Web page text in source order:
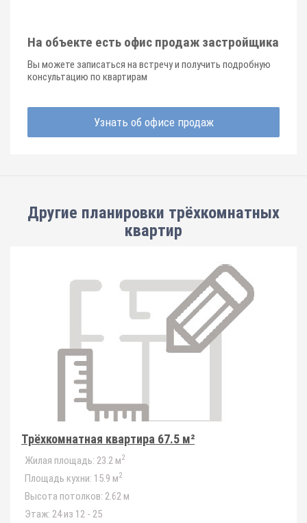
На объекте есть офис продаж застройщика
Вы можете записаться на встречу и получить подробную
консультацию по квартирам
Узнать об офисе продаж
Другие планировки трёхкомнатных
квартир
Трёхкомнатная квартира 67.5 м²
Жилая площадь: 23.2 м2
Площадь кухни: 15.9 м2
Высота потолков: 2.62 м
Этаж: 24 из 12 - 25